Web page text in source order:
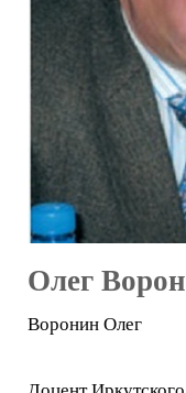
Олег
Воронин Олег